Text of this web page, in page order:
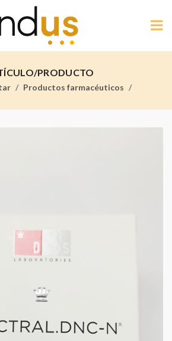
PRODUCTO
Productos farmacéuticos